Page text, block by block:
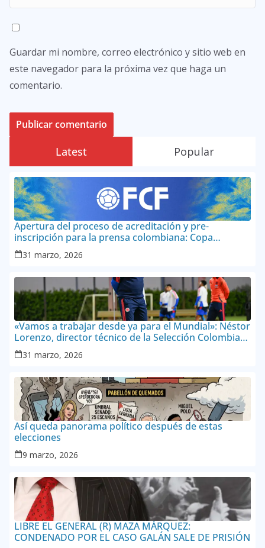
Guardar mi nombre, correo electrónico y sitio web en
este navegador para la próxima vez que haga un
comentario.
Latest Popular
Apertura del proceso de acreditación y pre-
inscripción para la prensa colombiana: Copa
Mundial de la FIFA 2026 ™
31 marzo, 2026
«Vamos a trabajar desde ya para el Mundial»: Néstor
Lorenzo, director técnico de la Selección Colombia
Masculina de Mayores
31 marzo, 2026
Así queda panorama político después de estas
elecciones
9 marzo, 2026
LIBRE EL GENERAL (R) MAZA MÁRQUEZ:
CONDENADO POR EL CASO GALÁN SALE DE PRISIÓN